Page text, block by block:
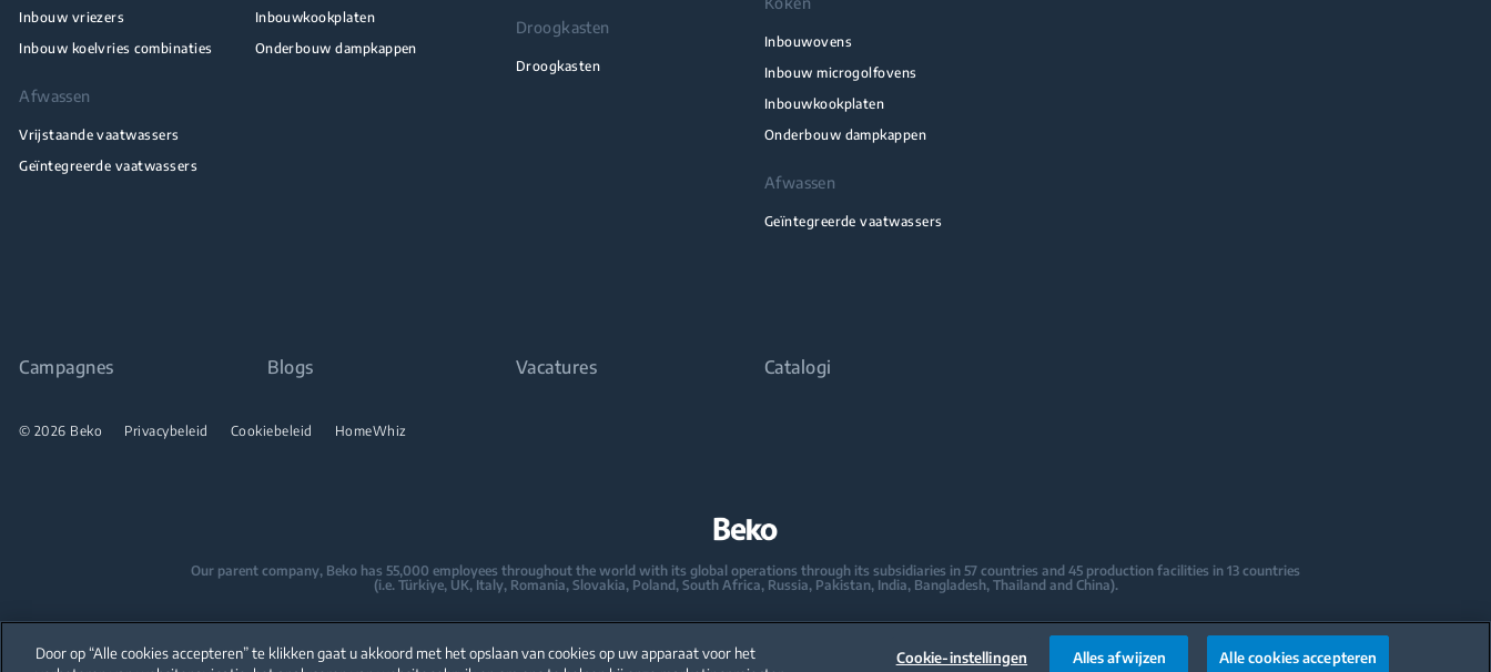
Inbouw vriezers
Inbouw koelvries combinaties
Inbouwkookplaten
Onderbouw dampkappen
Afwassen
Vrijstaande vaatwassers
Geïntegreerde vaatwassers
Droogkasten
Droogkasten
Inbouwovens
Inbouw microgolfovens
Inbouwkookplaten
Onderbouw dampkappen
Afwassen
Geïntegreerde vaatwassers
Campagnes Blogs Vacatures Catalogi
© 2026 Beko Privacybeleid Cookiebeleid HomeWhiz
Our parent company, Beko has 55,000 employees throughout the world with its global operations through its subsidiaries in 57 countries and 45 production facilities in 13 countries
(i.e. Türkiye, UK, Italy, Romania, Slovakia, Poland, South Africa, Russia, Pakistan, India, Bangladesh, Thailand and China).
Beko became the largest white goods company in Europe with its market share (based on volumes). Beko’s 31 R&D and Design Centers & Offices across the globe
are home to over 2,300 researchers and hold more than 3,500 international registered patent applications to date.
Door op “Alle cookies accepteren” te klikken gaat u akkoord met het opslaan van cookies op uw apparaat voor het
Cookie-instellingen Alles afwijzen Alle cookies accepteren